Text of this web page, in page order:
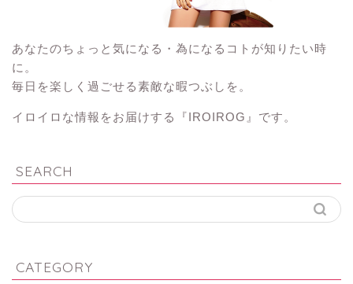
あなたのちょっと気になる・為になるコトが知りたい時
に。
毎日を楽しく過ごせる素敵な暇つぶしを。
イロイロな情報をお届けする『IROIROG』です。
SEARCH
CATEGORY